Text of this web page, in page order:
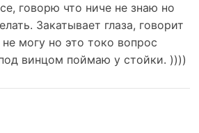
говорю что ниче не знаю но
Закатывает глаза, говорит
могу но это токо вопрос
винцом поймаю у стойки. ))))